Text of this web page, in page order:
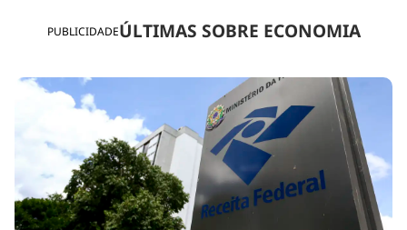
PUBLICIDADEÚLTIMAS SOBRE ECONOMIA